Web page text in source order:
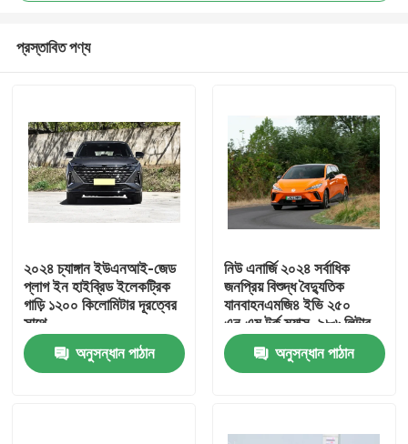
বাড়ি
প্রস্তাবিত পণ্য
২০২৪ চ্যাঙ্গান ইউএনআই-জেড
প্লাগ ইন হাইব্রিড ইলেকট্রিক
গাড়ি ১২০০ কিলোমিটার দূরত্বের
সাথে
অনুসন্ধান পাঠান
নিউ এনার্জি ২০২৪ সর্বাধিক
জনপ্রিয় বিশুদ্ধ বৈদ্যুতিক
যানবাহনএমজি৪ ইভি ২৫০
এন.এম টর্ক ম্যাক্স. ৯৮৬ লিটার
অতিরিক্ত বড় ট্রাক স্পেস
অনুসন্ধান পাঠান